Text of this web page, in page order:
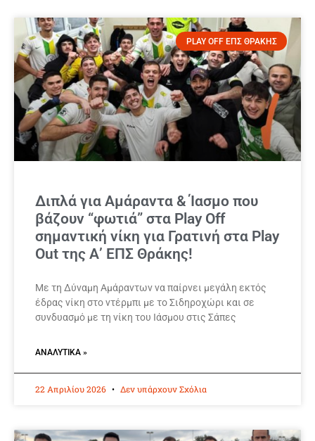
PLAY OFF ΕΠΣ ΘΡΑΚΗΣ
Διπλά για Αμάραντα & Ίασμο που
βάζουν “φωτιά” στα Play Off
σημαντική νίκη για Γρατινή στα Play
Out της Α’ ΕΠΣ Θράκης!
Με τη Δύναμη Αμάραντων να παίρνει μεγάλη εκτός
έδρας νίκη στο ντέρμπι με το Σιδηροχώρι και σε
συνδυασμό με τη νίκη του Ιάσμου στις Σάπες
ΑΝΑΛΥΤΙΚΆ »
22 Απριλίου 2026 Δεν υπάρχουν Σχόλια